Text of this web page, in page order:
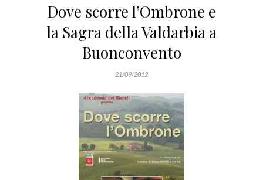
Dove scorre l’Ombrone e
la Sagra della Valdarbia a
Buonconvento
21/09/2012